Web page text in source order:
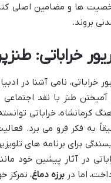
ها و مضامین اصلی
بروند.
خراباتی:
خراباتی، نامی آشنا در
کرمانشاه، خراباتی
به فکر فرو می برد.
برای برنامه های
در آثار پیشین خود
اما دربرزه دماغ، تمرکز